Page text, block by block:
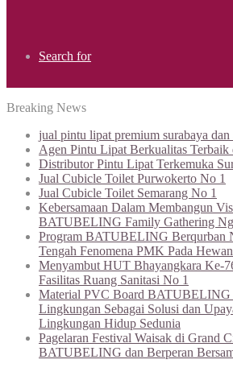
Search for
Breaking News
jual pintu lipat premium surabaya dan
Agen Pintu Lipat Berkualitas Terbaik
Distributor Pintu Lipat Terkemuka
Jual Cubicle Toilet Purwokerto No 1
Jual Cubicle Toilet Semarang No 1
Kebersamaan Dalam Membangun
BATUBELING Family Gathering
Program BATUBELING Berqurban
Tengah Fenomena PMK Pada
Menyambut HUT Bhayangkara Ke-
Fasilitas Ruang Sanitasi No 1
Material PVC Board BATUBELING
Lingkungan Sebagai Solusi dan
Lingkungan Hidup Sedunia
Pagelaran Festival Waisak di Grand
BATUBELING dan Berperan